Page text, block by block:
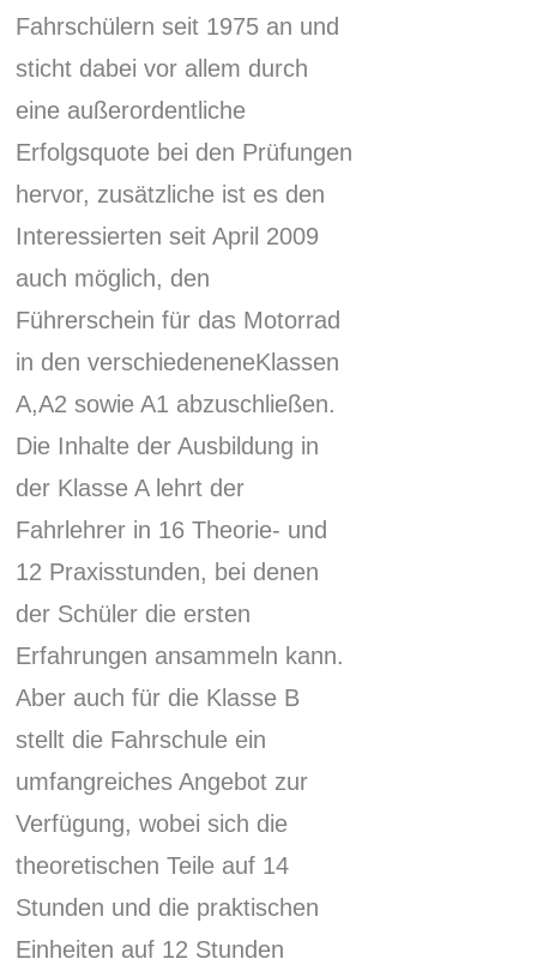
Fahrschülern seit 1975 an und
sticht dabei vor allem durch
eine außerordentliche
Erfolgsquote bei den Prüfungen
hervor, zusätzliche ist es den
Interessierten seit April 2009
auch möglich, den
Führerschein für das Motorrad
in den verschiedeneneKlassen
A,A2 sowie A1 abzuschließen.
Die Inhalte der Ausbildung in
der Klasse A lehrt der
Fahrlehrer in 16 Theorie- und
12 Praxisstunden, bei denen
der Schüler die ersten
Erfahrungen ansammeln kann.
Aber auch für die Klasse B
stellt die Fahrschule ein
umfangreiches Angebot zur
Verfügung, wobei sich die
theoretischen Teile auf 14
Stunden und die praktischen
Einheiten auf 12 Stunden